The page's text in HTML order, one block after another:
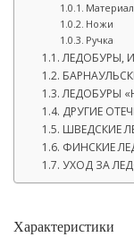
Материал
Ножи
Ручка
ЛЕДОБУРЫ,
ЛЕДОБУРЫ
ДРУГИЕ
ШВЕДСКИЕ
ФИНСКИЕ
УХОД ЗА
Характеристики